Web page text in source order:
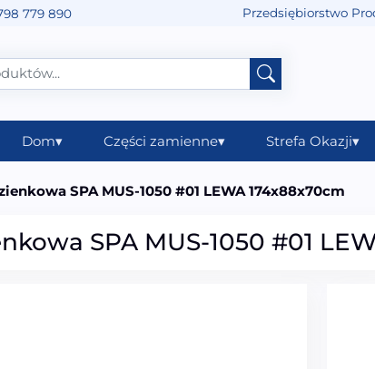
779 890 Przedsiębiorstwo
Dom▾ Części zamienne▾ Strefa Okazji▾
SPA MUS-1050 #01 LEWA 174x88x70cm
SPA MUS-1050 #01